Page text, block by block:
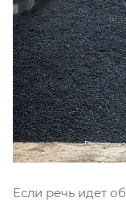
Если речь идет